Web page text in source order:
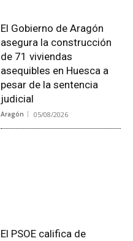
El Gobierno de Aragón
asegura la construcción
de 71 viviendas
asequibles en Huesca a
pesar de la sentencia
judicial
Aragón 05/08/2026
El PSOE califica de